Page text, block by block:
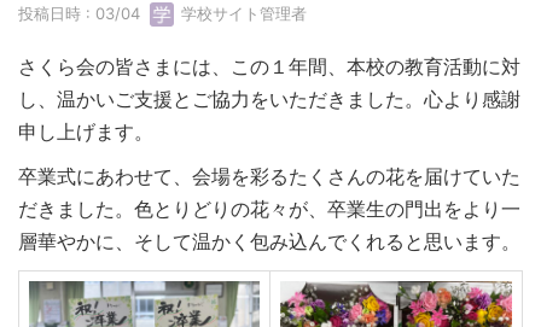
投稿日時 : 03/04 学校サイト管理者
さくら会の皆さまには、この１年間、本校の教育活動に対
し、温かいご支援とご協力をいただきました。心より感謝
申し上げます。
卒業式にあわせて、会場を彩るたくさんの花を届けていた
だきました。色とりどりの花々が、卒業生の門出をより一
層華やかに、そして温かく包み込んでくれると思います。